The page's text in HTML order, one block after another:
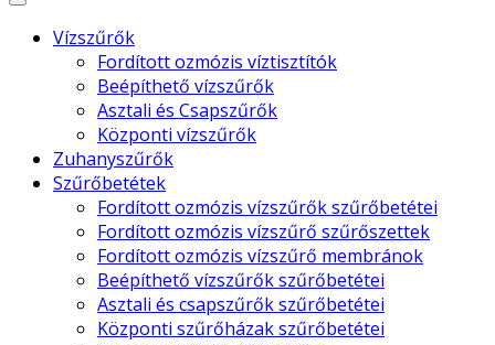
Vízszűrők
Fordított ozmózis víztisztítók
Beépíthető vízszűrők
Asztali és Csapszűrők
Központi vízszűrők
Zuhanyszűrők
Szűrőbetétek
Fordított ozmózis vízszűrők szűrőbetétei
Fordított ozmózis vízszűrő szűrőszettek
Fordított ozmózis vízszűrő membránok
Beépíthető vízszűrők szűrőbetétei
Asztali és csapszűrők szűrőbetétei
Központi szűrőházak szűrőbetétei